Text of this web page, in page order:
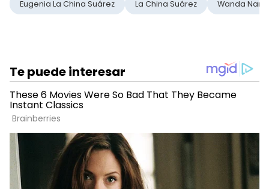
Eugenia La China Suárez La China Suárez Wanda Nara